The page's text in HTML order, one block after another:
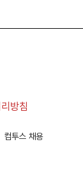
방침
컴투스 채용